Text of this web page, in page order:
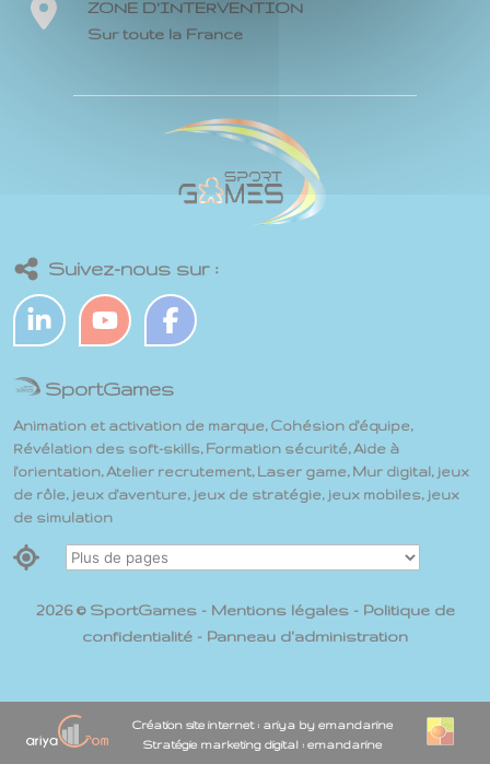
ZONE D'INTERVENTION
Sur toute la France
Suivez-nous sur :
SportGames
Animation et activation de marque, Cohésion d'équipe,
Révélation des soft-skills, Formation sécurité, Aide à
l'orientation, Atelier recrutement, Laser game, Mur digital, jeux
de rôle, jeux d'aventure, jeux de stratégie, jeux mobiles, jeux
de simulation
2026 © SportGames - Mentions légales- Politique de
confidentialité - Panneau d'administration
Création site internet : ariya by emandarine
Stratégie marketing digital : emandarine